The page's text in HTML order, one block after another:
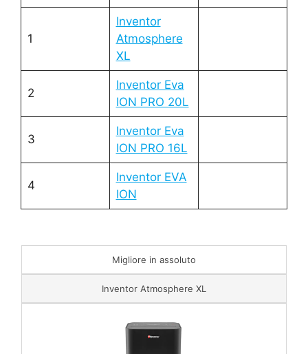
1
Inventor
Atmosphere
XL
2
Inventor Eva
ION PRO 20L
3
Inventor Eva
ION PRO 16L
4
Inventor EVA
ION
Migliore in assoluto
Inventor Atmosphere XL